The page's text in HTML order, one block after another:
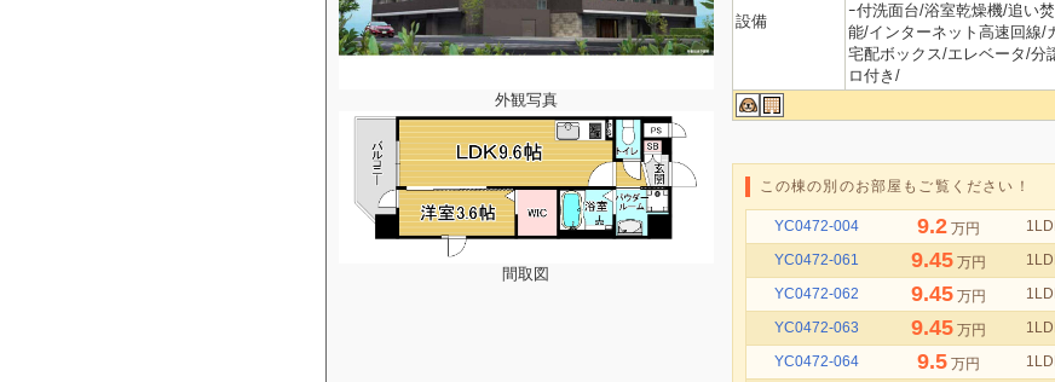
外観写真
間取図
設備
ｰ付洗面台/浴室乾燥機/追い
能/インターネット高速回線/
宅配ボックス/エレベータ/分
ロ付き/
この棟の別のお部屋もご覧ください！
YC0472-004 9.2 万円
YC0472-061 9.45 万円
YC0472-062 9.45 万円
YC0472-063 9.45 万円
YC0472-064 9.5 万円